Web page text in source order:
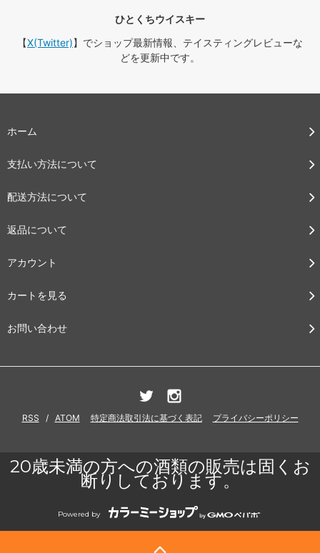
ひとくちウイスキー
【X(Twitter)】でショップ最新情報、テイスティングレビューな
どを更新中です。
ホーム
支払い方法について
配送方法について
返品について
アカウント
カートを見る
お問い合わせ
RSS / ATOM 特定商法取引法に基づく表記 プライバシーポリシー
20歳未満の方への酒類の販売は固くお
断りしております。
Powered by